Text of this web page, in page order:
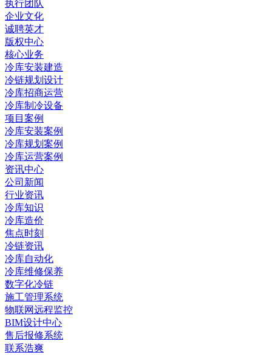
执行团队
企业文化
诚聘英才
版权中心
核心业务
冷库安装建造
冷链规划设计
冷库招商运营
冷库制冷设备
项目案例
冷库安装案例
冷库规划案例
冷库运营案例
资讯中心
公司新闻
行业资讯
冷库知识
冷库造价
焦点时刻
冷链资讯
冷库自动化
冷库维修保养
数字化冷链
施工管理系统
物联网远程监控
BIM设计中心
售后报修系统
联系浩爽